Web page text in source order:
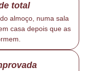
total
almoço, numa sala
casa depois que as